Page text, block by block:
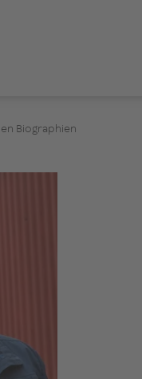
Biographien